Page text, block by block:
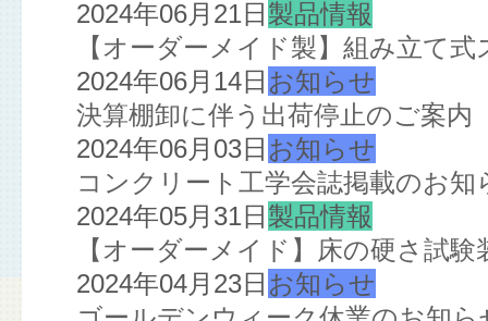
2024年06月21日 製品情報
【オーダーメイド製】組み立て
2024年06月14日 お知らせ
決算棚卸に伴う出荷停止のご案内
2024年06月03日 お知らせ
コンクリート工学会誌掲載のお知
2024年05月31日 製品情報
【オーダーメイド】床の硬さ試
2024年04月23日 お知らせ